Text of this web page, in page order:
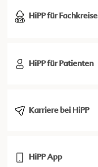
HiPP für Fachkreise
HiPP für Patienten
Karriere bei HiPP
HiPP App